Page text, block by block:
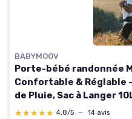
BABYMOOV
Porte-bébé randonnée
Confortable & Réglable
de Pluie, Sac à Langer
Parent - Garanti à Vie
★★★★★
★★★★★ 4,8/5 — 14 avis